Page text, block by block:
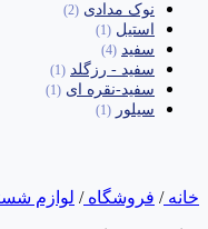
نوک مدادی (2)
استیل (1)
سفید (4)
سفید - رزگلد (1)
سفید-نقره ای (1)
سیلور (1)
خانه/ فروشگاه/ لوازم